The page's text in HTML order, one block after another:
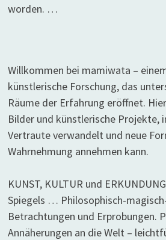
worden. …
Willkommen bei mamiwata –
künstlerische Forschung, das
Räume der Erfahrung eröffnet.
Bilder und künstlerische Projekte,
Vertraute verwandelt und neue
Wahrnehmung annehmen kann.
KUNST, KULTUR und
Spiegels … Philosophisch-
Betrachtungen und Erprobungen.
Annäherungen an die Welt –